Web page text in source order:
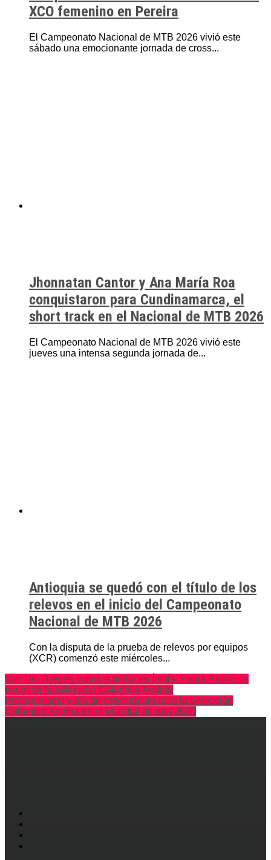
XCO femenino en Pereira
El Campeonato Nacional de MTB 2026 vivió este
sábado una emocionante jornada de cross...
Jhonnatan Cantor y Ana María Roa
conquistaron para Cundinamarca, el
short track en el Nacional de MTB 2026
El Campeonato Nacional de MTB 2026 vivió este
jueves una intensa segunda jornada de...
Antioquia se quedó con el título de los
relevos en el inicio del Campeonato
Nacional de MTB 2026
Con la disputa de la prueba de relevos por equipos
(XCR) comenzó este miércoles...
Van Der Bregen volvió a brillar en Ímola. Paula Patiño, la
mejor de la selección Colombia Andina
Protagonismo y día de espectáculo para la Selección
Colombia Andina en el Mundial de ruta 2020